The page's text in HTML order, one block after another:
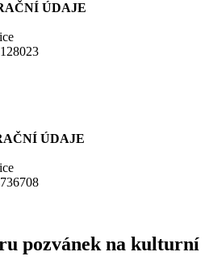
ÚDAJE
ÚDAJE
pozvánek na kulturní